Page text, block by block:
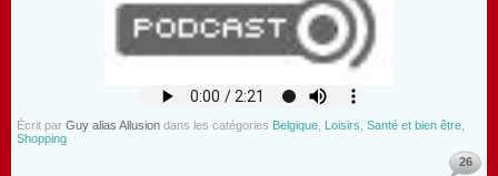
Écrit par Guy alias Allusion dans les catégories Belgique Loisirs Santé et bien être
Shopping
26